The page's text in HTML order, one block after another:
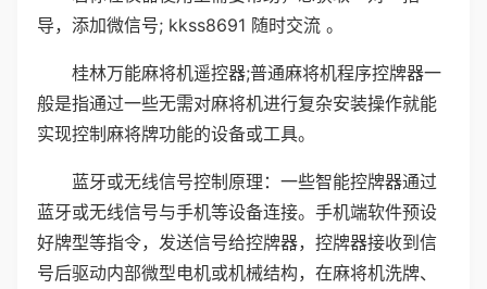
导，添加微信号; kkss8691 随时交流 。
桂林万能麻将机遥控器;普通麻将机程序控牌器一
般是指通过一些无需对麻将机进行复杂安装操作就能
实现控制麻将牌功能的设备或工具。
蓝牙或无线信号控制原理：一些智能控牌器通过
蓝牙或无线信号与手机等设备连接。手机端软件预设
好牌型等指令，发送信号给控牌器，控牌器接收到信
号后驱动内部微型电机或机械结构，在麻将机洗牌、